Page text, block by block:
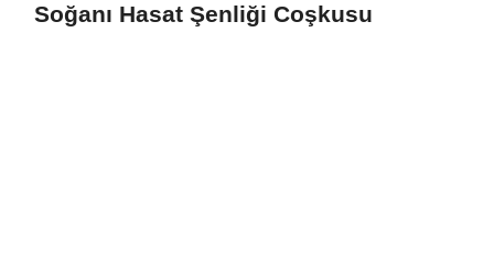
Soğanı Hasat Şenliği Coşkusu